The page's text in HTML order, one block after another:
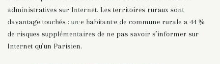
administratives sur Internet. Les territoires ruraux sont
davantage touchés : un·e habitant·e de commune rurale a 44 %
de risques supplémentaires de ne pas savoir s’informer sur
Internet qu’un Parisien.